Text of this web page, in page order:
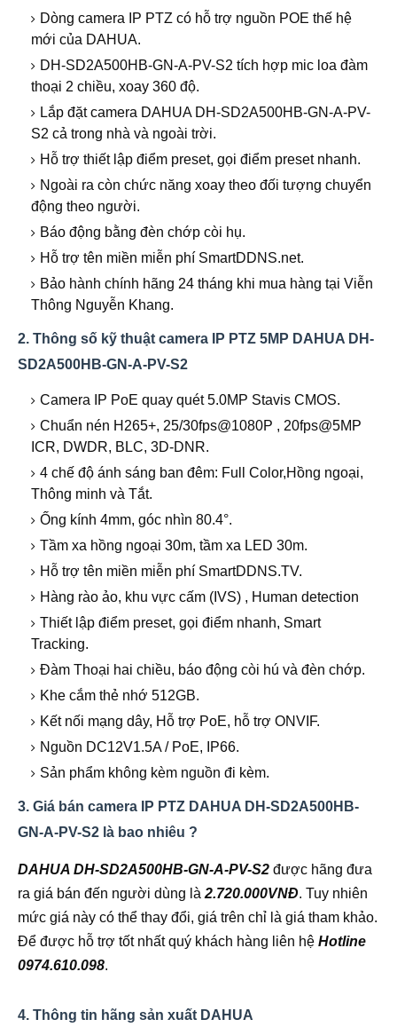
Dòng camera IP PTZ có hỗ trợ nguồn POE thế hệ
mới của DAHUA.
DH-SD2A500HB-GN-A-PV-S2 tích hợp mic loa đàm
thoại 2 chiều, xoay 360 độ.
Lắp đặt camera DAHUA DH-SD2A500HB-GN-A-PV-
S2 cả trong nhà và ngoài trời.
Hỗ trợ thiết lập điểm preset, gọi điểm preset nhanh.
Ngoài ra còn chức năng xoay theo đối tượng chuyển
động theo người.
Báo động bằng đèn chớp còi hụ.
Hỗ trợ tên miền miễn phí SmartDDNS.net.
Bảo hành chính hãng 24 tháng khi mua hàng tại Viễn
Thông Nguyễn Khang.
2. Thông số kỹ thuật camera IP PTZ 5MP DAHUA DH-
SD2A500HB-GN-A-PV-S2
Camera IP PoE quay quét 5.0MP Stavis CMOS.
Chuẩn nén H265+, 25/30fps@1080P , 20fps@5MP
ICR, DWDR, BLC, 3D-DNR.
4 chế độ ánh sáng ban đêm: Full Color,Hồng ngoại,
Thông minh và Tắt.
Ống kính 4mm, góc nhìn 80.4°.
Tầm xa hồng ngoại 30m, tầm xa LED 30m.
Hỗ trợ tên miền miễn phí SmartDDNS.TV.
Hàng rào ảo, khu vực cấm (IVS) , Human detection
Thiết lập điểm preset, gọi điểm nhanh, Smart
Tracking.
Đàm Thoại hai chiều, báo động còi hú và đèn chớp.
Khe cắm thẻ nhớ 512GB.
Kết nối mạng dây, Hỗ trợ PoE, hỗ trợ ONVIF.
Nguồn DC12V1.5A / PoE, IP66.
Sản phẩm không kèm nguồn đi kèm.
3. Giá bán camera IP PTZ DAHUA DH-SD2A500HB-
GN-A-PV-S2 là bao nhiêu ?
DAHUA DH-SD2A500HB-GN-A-PV-S2 được hãng đưa
ra giá bán đến người dùng là 2.720.000VNĐ. Tuy nhiên
mức giá này có thể thay đổi, giá trên chỉ là giá tham khảo.
Để được hỗ trợ tốt nhất quý khách hàng liên hệ Hotline
0974.610.098.
4. Thông tin hãng sản xuất DAHUA